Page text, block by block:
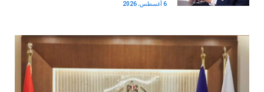
6 أغسطس، 2026